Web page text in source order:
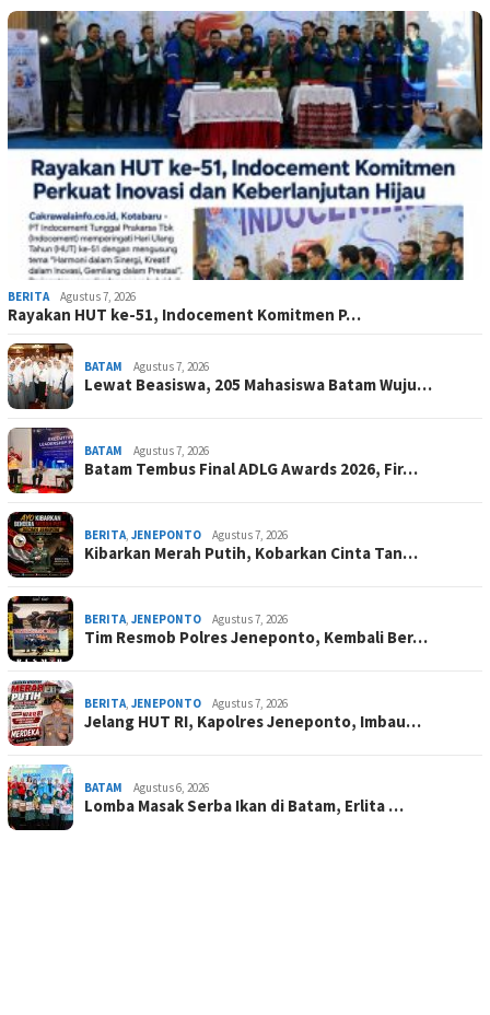
BERITA Agustus 7, 2026
Rayakan HUT ke-51, Indocement Komitmen P…
BATAM Agustus 7, 2026
Lewat Beasiswa, 205 Mahasiswa Batam Wuju…
BATAM Agustus 7, 2026
Batam Tembus Final ADLG Awards 2026, Fir…
BERITA JENEPONTO Agustus 7, 2026
Kibarkan Merah Putih, Kobarkan Cinta Tan…
BERITA JENEPONTO Agustus 7, 2026
Tim Resmob Polres Jeneponto, Kembali Ber…
BERITA JENEPONTO Agustus 7, 2026
Jelang HUT RI, Kapolres Jeneponto, Imbau…
BATAM Agustus 6, 2026
Lomba Masak Serba Ikan di Batam, Erlita …